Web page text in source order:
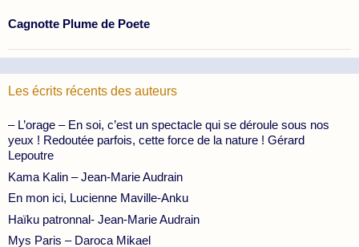
Cagnotte Plume de Poete
Les écrits récents des auteurs
– L’orage – En soi, c’est un spectacle qui se déroule sous nos
yeux ! Redoutée parfois, cette force de la nature ! Gérard
Lepoutre
Kama Kalin – Jean-Marie Audrain
En mon ici, Lucienne Maville-Anku
Haïku patronnal- Jean-Marie Audrain
Mys Paris – Daroca Mikael